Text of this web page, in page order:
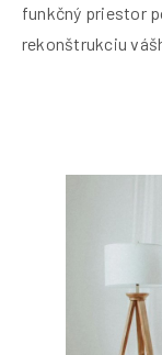
funkčný priestor
rekonštrukciu